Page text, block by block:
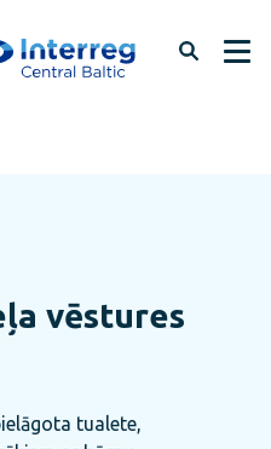
vēstures
tualete,